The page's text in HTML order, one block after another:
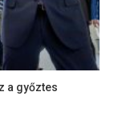
a győztes